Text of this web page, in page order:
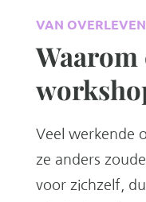
VAN
Waarom
Veel werkende
ze anders
voor zichzelf,